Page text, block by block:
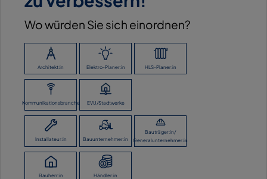
Wo würden Sie sich einordnen?
Architekt:in Elektro-Planer:in HLS-Planer:in
Kommunikationsbranche EVU/Stadtwerke
Installateur:in Bauunternehmer:in
Bauträger:in/
Generalunternehmer:in
Bauherr:in Händler:in